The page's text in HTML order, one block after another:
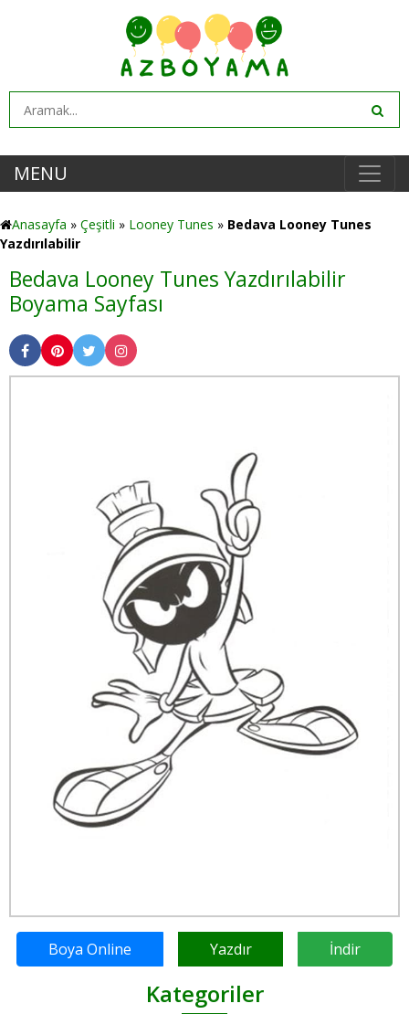
MENU
Anasayfa » Çeşitli » Looney Tunes » Bedava Looney Tunes
Yazdırılabilir
Bedava Looney Tunes Yazdırılabilir
Boyama Sayfası
Boya Online Yazdır İndir
Kategoriler